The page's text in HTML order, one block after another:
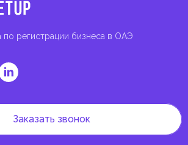
регистрации бизнеса в ОАЭ
Заказать звонок